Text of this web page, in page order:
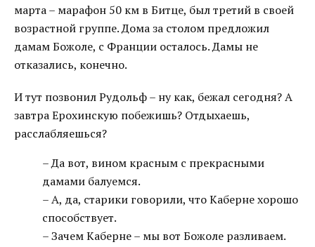
марта – марафон 50 км в Битце, был третий в своей
возрастной группе. Дома за столом предложил
дамам Божоле, с Франции осталось. Дамы не
отказались, конечно.
И тут позвонил Рудольф – ну как, бежал сегодня? А
завтра Ерохинскую побежишь? Отдыхаешь,
расслабляешься?
– Да вот, вином красным с прекрасными
дамами балуемся.
– А, да, старики говорили, что Каберне хорошо
способствует.
– Зачем Каберне – мы вот Божоле разливаем.